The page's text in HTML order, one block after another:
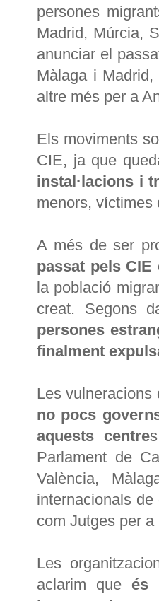
persones
Madrid, Múrcia,
anunciar el
Màlaga i
altre més per a
Els moviments
CIE, ja que
instal·lacions i
menors, víctimes
A més de ser
passat pels CIE
la població
creat. Segons
persones
finalment
Les vulneracions
no pocs
aquests centre
Parlament de
València,
internacionals
com Jutges per
Les
aclarim que és